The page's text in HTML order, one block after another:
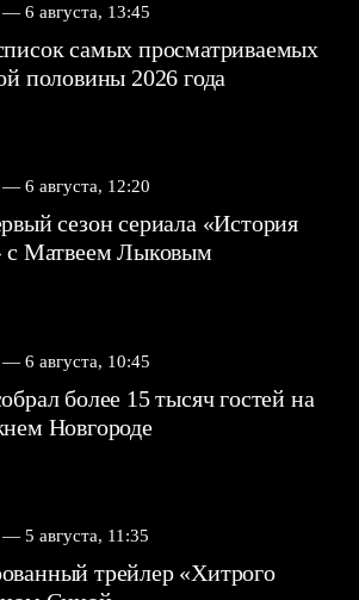
— 6 августа, 13:45
самых просматриваемых
половины 2026 года
— 6 августа, 12:20
сезон сериала «История
с Матвеем Лыковым
— 6 августа, 10:45
более 15 тысяч гостей на
Новгороде
— 5 августа, 11:35
трейлер «Хитрого